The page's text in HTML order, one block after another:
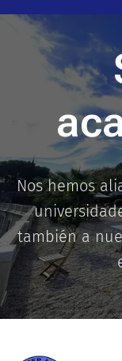
Nos hemos
también a